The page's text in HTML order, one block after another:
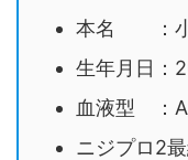
本名 ：小
生年月日：
血液型 ：
ニジプロ2